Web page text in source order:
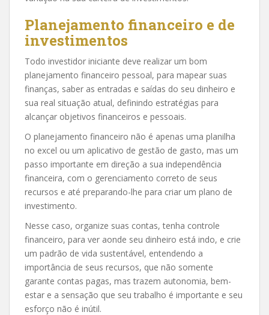
Planejamento financeiro e de
investimentos
Todo investidor iniciante deve realizar um bom
planejamento financeiro pessoal, para mapear suas
finanças, saber as entradas e saídas do seu dinheiro e
sua real situação atual, definindo estratégias para
alcançar objetivos financeiros e pessoais.
O planejamento financeiro não é apenas uma planilha
no excel ou um aplicativo de gestão de gasto, mas um
passo importante em direção a sua independência
financeira, com o gerenciamento correto de seus
recursos e até preparando-lhe para criar um plano de
investimento.
Nesse caso, organize suas contas, tenha controle
financeiro, para ver aonde seu dinheiro está indo, e crie
um padrão de vida sustentável, entendendo a
importância de seus recursos, que não somente
garante contas pagas, mas trazem autonomia, bem-
estar e a sensação que seu trabalho é importante e seu
esforço não é inútil.